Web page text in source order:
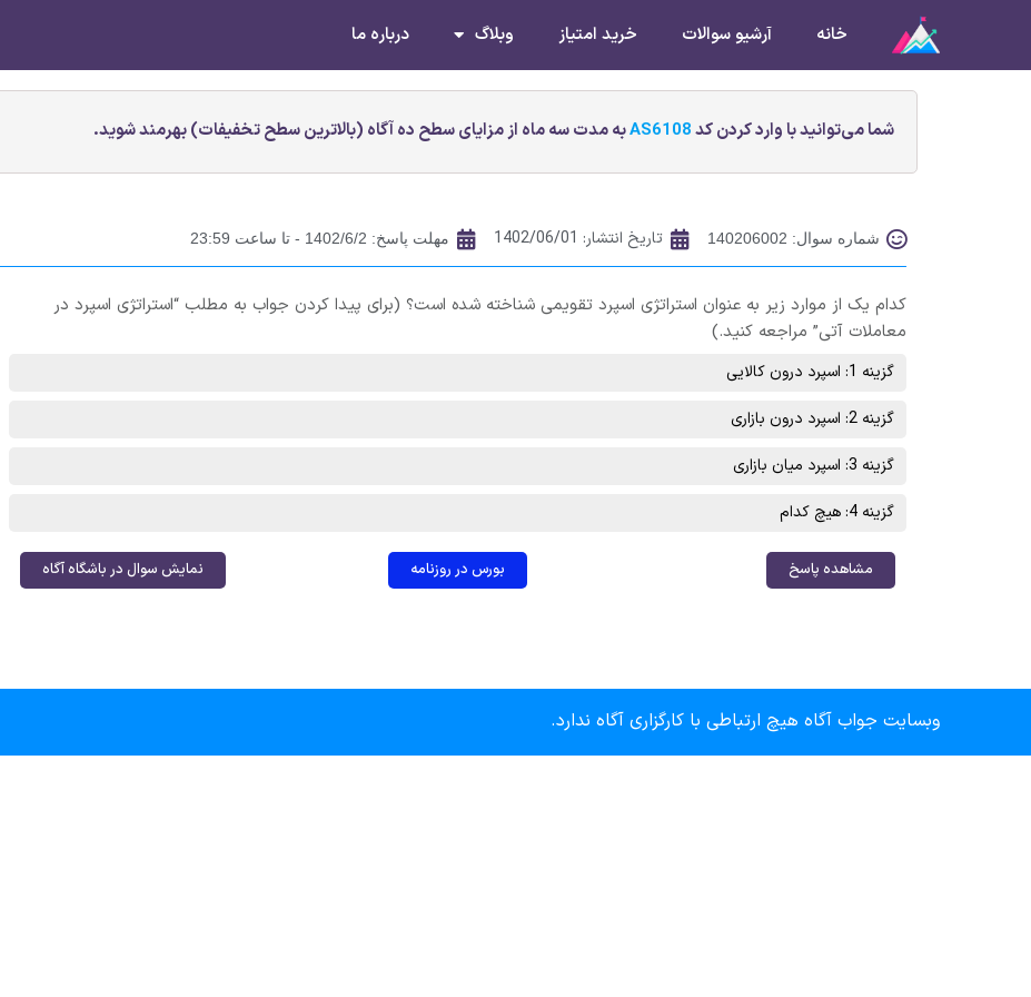
خانه آرشیو سوالات خرید امتیاز وبلاگ درباره ما
شما می‌توانید با وارد کردن کدAS6108به مدت سه ماه از مزایای سطح ده آگاه (بالاترین سطح تخفیفات) بهرمند شوید.
شماره سوال: 140206002 تاریخ انتشار: 1402/06/01 مهلت پاسخ: 1402/6/2 - تا ساعت 23:59
کدام یک از موارد زیر به عنوان استراتژی اسپرد تقویمی شناخته شده است؟ (برای پیدا کردن جواب به مطلب “استراتژی اسپرد در
معاملات آتی” مراجعه کنید.)
گزینه 1: اسپرد درون کالایی
گزینه 2: اسپرد درون بازاری
گزینه 3: اسپرد میان بازاری
گزینه 4: هیچ کدام
مشاهده پاسخ بورس در روزنامه نمایش سوال در باشگاه آگاه
وبسایت جواب آگاه هیچ ارتباطی با کارگزاری آگاه ندارد.